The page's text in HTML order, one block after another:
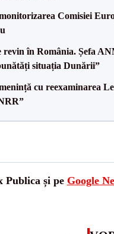
Comisiei
revin în România. Șefa
situația Dunării”
cu reexaminarea
Publica și pe Google